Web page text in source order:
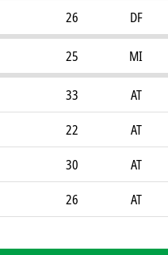
26 DF
25 MI
33
AT
22
AT
30
AT
26 AT